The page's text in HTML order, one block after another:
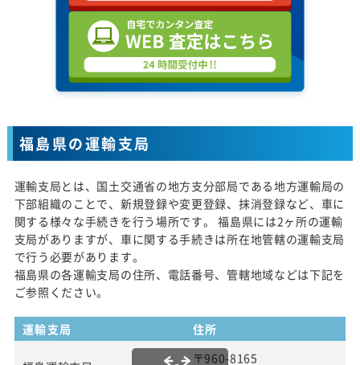
福島県の運輸支局
運輸支局とは、国土交通省の地方支分部局である地方運輸局の
下部組織のことで、新規登録や変更登録、抹消登録など、車に
関する様々な手続きを行う場所です。 福島県には2ヶ所の運輸
支局がありますが、車に関する手続きは所在地管轄の運輸支局
で行う必要があります。
福島県の各運輸支局の住所、電話番号、管轄地域などは下記を
ご参照ください。
運輸支局 住所
〒960-8165